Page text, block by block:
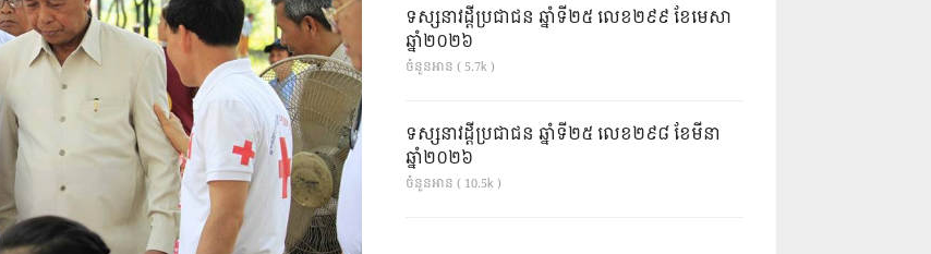
ទស្សនាវដ្ដីប្រជាជន ឆ្នាំទី២៥ លេខ២៩៩ ខែមេសា
ឆ្នាំ២០២៦
ចំនួនអាន ( 5.7k )
ទស្សនាវដ្ដីប្រជាជន ឆ្នាំទី២៥ លេខ២៩៨ ខែមីនា
ឆ្នាំ២០២៦
ចំនួនអាន ( 10.5k )